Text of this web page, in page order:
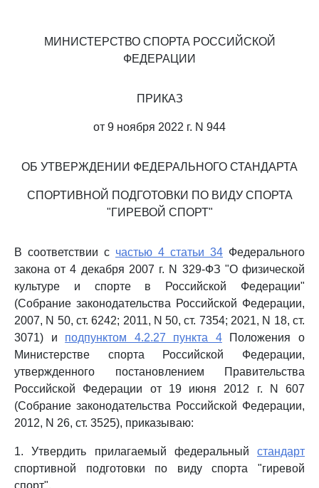
МИНИСТЕРСТВО СПОРТА РОССИЙСКОЙ
ФЕДЕРАЦИИ
ПРИКАЗ
от 9 ноября 2022 г. N 944
ОБ УТВЕРЖДЕНИИ ФЕДЕРАЛЬНОГО СТАНДАРТА
СПОРТИВНОЙ ПОДГОТОВКИ ПО ВИДУ СПОРТА
"ГИРЕВОЙ СПОРТ"
В соответствии с частью 4 статьи 34 Федерального
закона от 4 декабря 2007 г. N 329-ФЗ "О физической
культуре и спорте в Российской Федерации"
(Собрание законодательства Российской Федерации,
2007, N 50, ст. 6242; 2011, N 50, ст. 7354; 2021, N 18, ст.
3071) и подпунктом 4.2.27 пункта 4Положения о
Министерстве спорта Российской Федерации,
утвержденного постановлением Правительства
Российской Федерации от 19 июня 2012 г. N 607
(Собрание законодательства Российской Федерации,
2012, N 26, ст. 3525), приказываю:
1. Утвердить прилагаемый федеральный стандарт
спортивной подготовки по виду спорта "гиревой
спорт".